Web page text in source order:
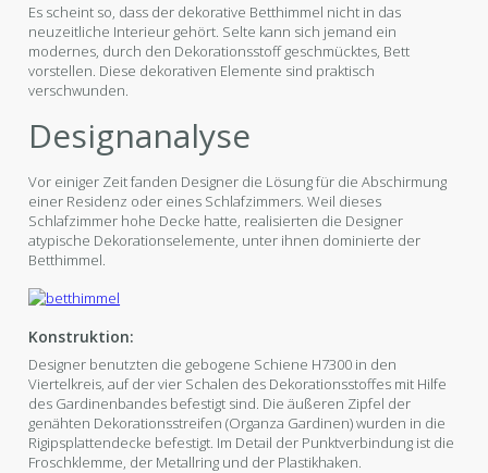
Es scheint so, dass der dekorative Betthimmel nicht in das
neuzeitliche Interieur gehört. Selte kann sich jemand ein
modernes, durch den Dekorationsstoff geschmücktes, Bett
vorstellen. Diese dekorativen Elemente sind praktisch
verschwunden.
Designanalyse
Vor einiger Zeit fanden Designer die Lösung für die Abschirmung
einer Residenz oder eines Schlafzimmers. Weil dieses
Schlafzimmer hohe Decke hatte, realisierten die Designer
atypische Dekorationselemente, unter ihnen dominierte der
Betthimmel.
Konstruktion:
Designer benutzten die gebogene Schiene H7300 in den
Viertelkreis, auf der vier Schalen des Dekorationsstoffes mit Hilfe
des Gardinenbandes befestigt sind. Die äußeren Zipfel der
genähten Dekorationsstreifen (Organza Gardinen) wurden in die
Rigipsplattendecke befestigt. Im Detail der Punktverbindung ist die
Froschklemme, der Metallring und der Plastikhaken.